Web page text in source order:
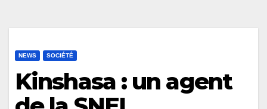
NEWS SOCIÉTÉ
Kinshasa : un agent